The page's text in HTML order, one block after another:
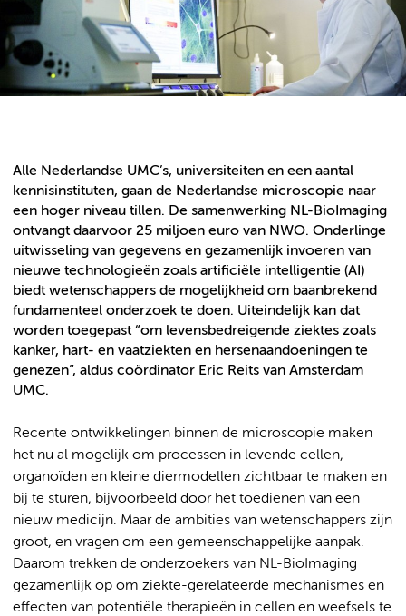
Alle Nederlandse UMC’s, universiteiten en een aantal
kennisinstituten, gaan de Nederlandse microscopie naar
een hoger niveau tillen. De samenwerking NL-BioImaging
ontvangt daarvoor 25 miljoen euro van NWO. Onderlinge
uitwisseling van gegevens en gezamenlijk invoeren van
nieuwe technologieën zoals artificiële intelligentie (AI)
biedt wetenschappers de mogelijkheid om baanbrekend
fundamenteel onderzoek te doen. Uiteindelijk kan dat
worden toegepast “om levensbedreigende ziektes zoals
kanker, hart- en vaatziekten en hersenaandoeningen te
genezen”, aldus coördinator Eric Reits van Amsterdam
UMC.
Recente ontwikkelingen binnen de microscopie maken
het nu al mogelijk om processen in levende cellen,
organoïden en kleine diermodellen zichtbaar te maken en
bij te sturen, bijvoorbeeld door het toedienen van een
nieuw medicijn. Maar de ambities van wetenschappers zijn
groot, en vragen om een gemeenschappelijke aanpak.
Daarom trekken de onderzoekers van NL-BioImaging
gezamenlijk op om ziekte-gerelateerde mechanismes en
effecten van potentiële therapieën in cellen en weefsels te